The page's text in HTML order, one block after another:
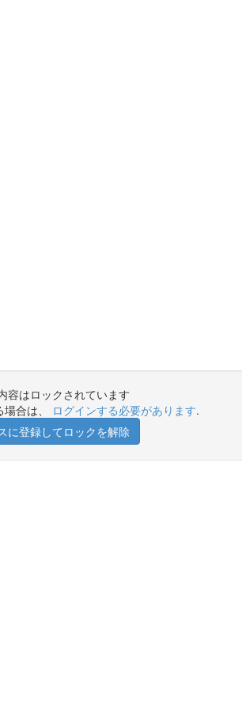
容はロックされています
合は、
ログインする必要があります.
に登録してロックを解除